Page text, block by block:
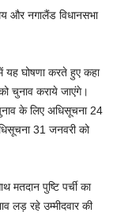
और नगालैंड विधानसभा
घोषणा करते हुए कहा
चुनाव कराये जाएंगे।
चुनाव के लिए अधिसूचना 24
31 जनवरी को
मतदान पुष्टि पर्ची का
लड़ रहे उम्मीदवार की